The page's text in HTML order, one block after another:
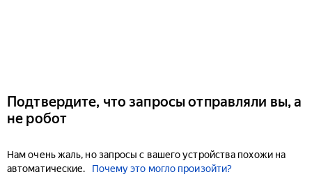
Подтвердите, что запросы отправляли вы, а
не робот
Нам очень жаль, но запросы с вашего устройства похожи на
автоматические.
Почему это могло произойти?